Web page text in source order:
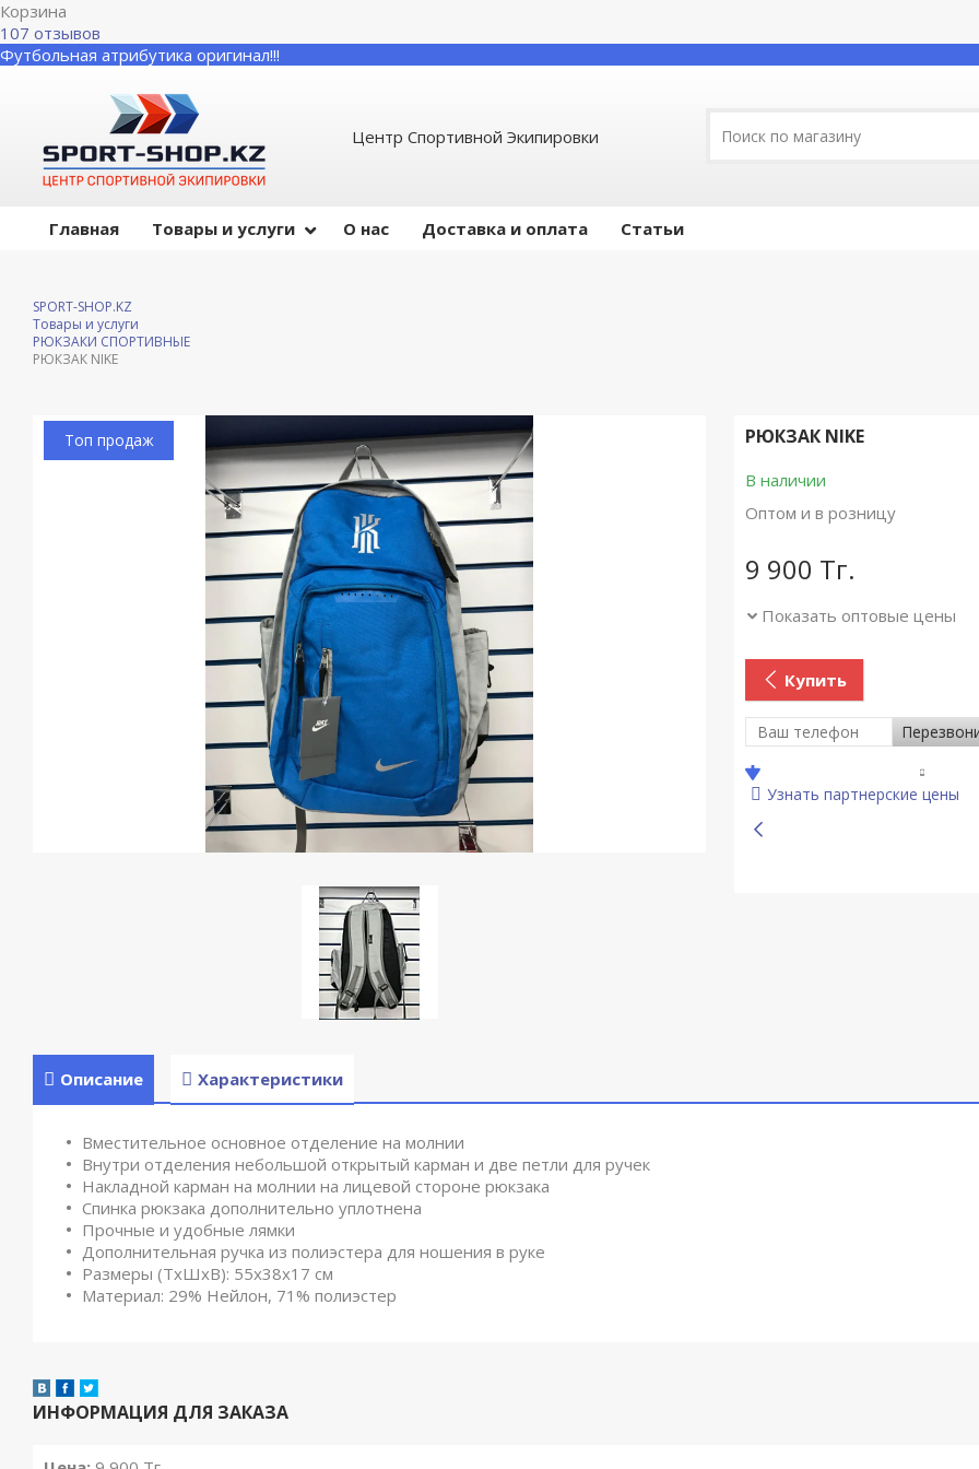
Корзина
107 отзывов
Футбольная атрибутика оригинал!!!
Центр Спортивной Экипировки
Главная Товары и услуги О нас Доставка и оплата Статьи
SPORT-SHOP.KZ
Товары и услуги
РЮКЗАКИ СПОРТИВНЫЕ
РЮКЗАК NIKE
Топ продаж РЮКЗАК NIKE
В наличии
Оптом и в розницу
9 900 Тг.
Показать оптовые цены
Купить
Узнать партнерские цены
Описание Характеристики
Вместительное основное отделение на молнии
Внутри отделения небольшой открытый карман и две петли для ручек
Накладной карман на молнии на лицевой стороне рюкзака
Спинка рюкзака дополнительно уплотнена
Прочные и удобные лямки
Дополнительная ручка из полиэстера для ношения в руке
Размеры (ТхШхВ): 55х38х17 см
Материал: 29% Нейлон, 71% полиэстер
ИНФОРМАЦИЯ ДЛЯ ЗАКАЗА